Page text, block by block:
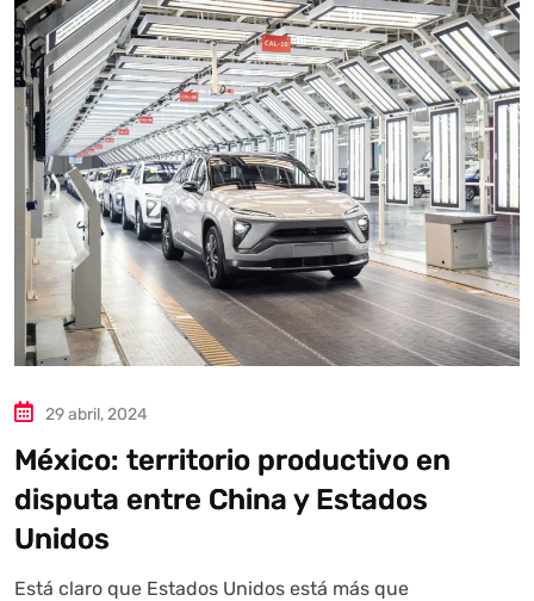
29 abril, 2024
México: territorio productivo en
disputa entre China y Estados
Unidos
Está claro que Estados Unidos está más que
Autoanalítica IA Agente Inteligente
Estoy aquí para encontrar lo que necesitas. ¿Qué estás
buscando? "Este asistente con IA (OpenAI) ofrece
información referencial que puede contener errores.
Asistente con IA en desarrollo. Autoanalítica optimiza
diariamente su exactitud."